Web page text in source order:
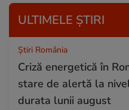
ULTIMELE ȘTIRI
Știri România
Criză energetică în
stare de alertă la
durata lunii august